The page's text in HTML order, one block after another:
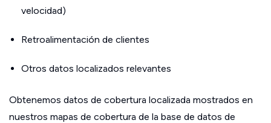
velocidad)
Retroalimentación de clientes
Otros datos localizados relevantes
Obtenemos datos de cobertura localizada mostrados en
nuestros mapas de cobertura de la base de datos de